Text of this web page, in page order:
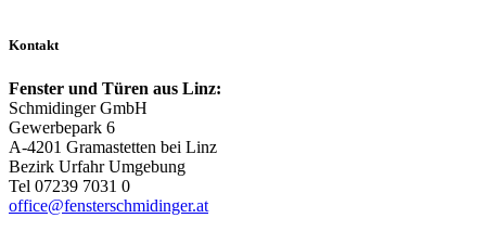
Kontakt
Fenster und Türen aus Linz:
Schmidinger GmbH
Gewerbepark 6
A-4201 Gramastetten bei Linz
Bezirk Urfahr Umgebung
Tel 07239 7031 0
office@fensterschmidinger.at